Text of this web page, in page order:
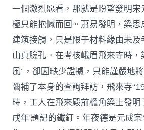
一個激烈愿看，那就是盼望發明
極只能抱憾而回。蕭易發明，梁
建筑接觸，只是限于材料緣由未
山真臉孔。在考核峨眉飛來寺時，
風”，卻因缺少證據，只能謹嚴地
彌補了本身的查詢拜訪，飛來寺
時，工人在飛來殿前檐角梁上發明
戌年’題記的鐵釘。年夜德是元成